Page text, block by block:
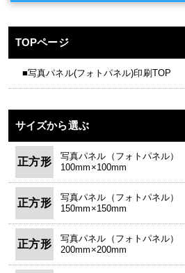
TOPページ
■写真パネル(フォトパネル)印刷TOP
サイズから選ぶ
正方形
写真パネル（フォトパネル）
100mm×100mm
正方形
写真パネル（フォトパネル）
150mm×150mm
正方形
写真パネル（フォトパネル）
200mm×200mm